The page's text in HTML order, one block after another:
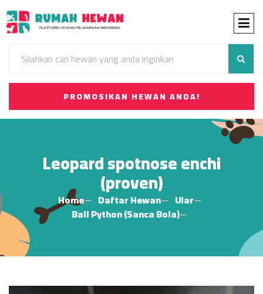
PROMOSIKAN HEWAN ANDA!
Leopard spotnose enchi
(proven)
Home Daftar Hewan
Ular
Ball Python (Sanca Bola)